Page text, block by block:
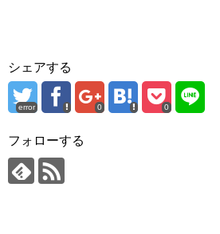
シェアする
error 0 0
フォローする